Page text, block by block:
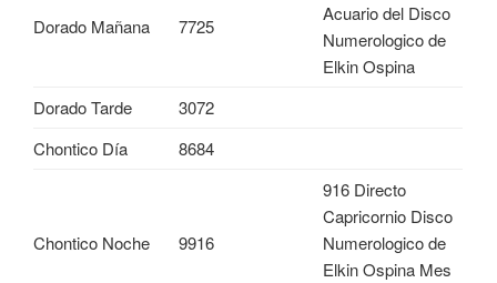
Dorado Mañana 7725
Acuario del Disco
Numerologico de
Elkin Ospina
Dorado Tarde
3072
Chontico Día
8684
Chontico Noche 9916
916 Directo
Capricornio Disco
Numerologico de
Elkin Ospina Mes